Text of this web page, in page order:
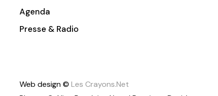
Agenda
Presse & Radio
Web design ©Les Crayons.Net